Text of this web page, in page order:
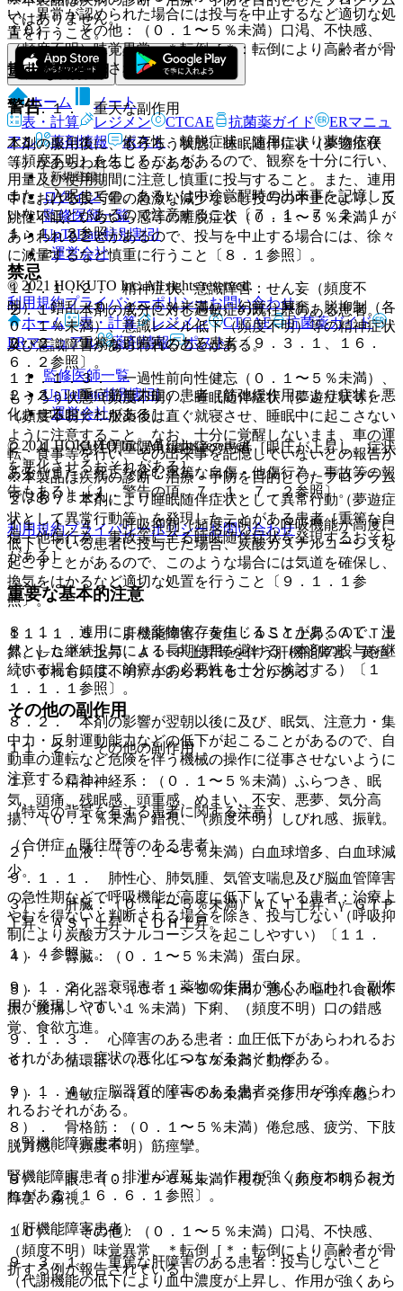
１０）． その他：（０．１〜５％未満）口渇、不快感、
（頻度不明）味覚異常、＊転倒［＊：転倒により高齢者が骨
折する例が報告されている］。
警告
本剤の服用後に、もうろう状態、睡眠随伴症状（夢遊症状
等）があらわれることがある。
また、入眠までの、あるいは中途覚醒時の出来事を記憶して
いないことがあるので注意すること〔７．１、７．２、１
１．１．３参照〕。
禁忌
２．１． 本剤の成分に対し過敏症の既往歴のある患者。
２．２． 重篤な肝障害のある患者〔９．３．１、１６．
６．２参照〕。
２．３． 重症筋無力症の患者［筋弛緩作用により症状を悪
化させるおそれがある］。
２．４． 急性閉塞隅角緑内障の患者［眼圧が上昇し、症状
を悪化させるおそれがある］。
２．５． 本剤により睡眠随伴症状として異常行動（夢遊症
状として異常行動等）を発現したことがある患者［重篤な自
傷・他傷行為、事故等に至る睡眠随伴症状を発現するおそれ
がある］。
重要な基本的注意
８．１． 連用により薬物依存を生じることがあるので、漫
然とした継続投与による長期使用を避ける（本剤の投与を継
続する場合には、治療上の必要性を十分に検討する）〔１
１．１．１参照〕。
８．２． 本剤の影響が翌朝以後に及び、眠気、注意力・集
中力・反射運動能力などの低下が起こることがあるので、自
動車の運転など危険を伴う機械の操作に従事させないように
注意すること。
（特定の背景を有する患者に関する注意）
（合併症・既往歴等のある患者）
９．１．１． 肺性心、肺気腫、気管支喘息及び脳血管障害
の急性期などで呼吸機能が高度に低下している患者：治療上
やむを得ないと判断される場合を除き、投与しない（呼吸抑
制により炭酸ガスナルコーシスを起こしやすい）〔１１．
１．４参照〕。
９．１．２． 衰弱患者：薬物の作用が強くあらわれ、副作
用が発現しやすい。
９．１．３． 心障害のある患者：血圧低下があらわれるお
それがあり、症状の悪化につながるおそれがある。
９．１．４． 脳器質的障害のある患者：作用が強くあらわ
れるおそれがある。
（腎機能障害患者）
腎機能障害患者：排泄が遅延し、作用が強くあらわれるおそ
れがある〔１６．６．１参照〕。
（肝機能障害患者）
９．３．１． 重篤な肝障害のある患者：投与しないこと
（代謝機能の低下により血中濃度が上昇し、作用が強くあら
い、異常が認められた場合には投与を中止するなど適切な処
置を行うこと。
重大な副作用
１１．１． 重大な副作用
１１．１．１． 依存性、離脱症状：連用により薬物依存
（頻度不明）を生じることがあるので、観察を十分に行い、
用量及び使用期間に注意し慎重に投与すること。また、連用
中における投与量の急激な減少ないし投与の中止により、反
跳性不眠、いらいら感等の離脱症状（０．１〜５％未満）が
あらわれることがあるので、投与を中止する場合には、徐々
に減量するなど慎重に行うこと〔８．１参照〕。
１１．１．２． 精神症状、意識障害：せん妄（頻度不
明）、錯乱（０．１〜５％未満）、幻覚、興奮、脱抑制（各
０．１％未満）、意識レベル低下（頻度不明）等の精神症状
及び意識障害があらわれることがある。
１１．１．３． 一過性前向性健忘（０．１〜５％未満）、
もうろう状態（頻度不明）、睡眠随伴症状（夢遊症状等）
（頻度不明）：服薬後は直ぐ就寝させ、睡眠中に起こさない
ように注意すること。なお、十分に覚醒しないまま、車の運
転、食事等を行い、その出来事を記憶していないとの報告が
ある（また、死亡を含む重篤な自傷・他傷行為、事故等の報
告もある）〔１．警告の項、７．１、７．２参照〕。
１１．１．４． 呼吸抑制（頻度不明）：呼吸機能が高度に
低下している患者に投与した場合、炭酸ガスナルコーシスを
起こすことがあるので、このような場合には気道を確保し、
換気をはかるなど適切な処置を行うこと〔９．１．１参
照〕。
１１．１．５． 肝機能障害、黄疸：ＡＳＴ上昇、ＡＬＴ上
昇、γ−ＧＴＰ上昇、Ａｌ−Ｐ上昇等を伴う肝機能障害、黄疸
（いずれも頻度不明）があらわれることがある。
その他の副作用
１１．２． その他の副作用
１）． 精神神経系：（０．１〜５％未満）ふらつき、眠
気、頭痛、残眠感、頭重感、めまい、不安、悪夢、気分高
揚、（０．１％未満）錯視、（頻度不明）しびれ感、振戦。
２）． 血液：（０．１〜５％未満）白血球増多、白血球減
少。
３）． 肝臓：（０．１〜５％未満）ＡＬＴ上昇、γ−ＧＴＰ
上昇、ＡＳＴ上昇、ＬＤＨ上昇。
４）． 腎臓：（０．１〜５％未満）蛋白尿。
５）． 消化器：（０．１〜５％未満）悪心、嘔吐、食欲不
振、腹痛、（０．１％未満）下痢、（頻度不明）口の錯感
覚、食欲亢進。
６）． 循環器：（０．１〜５％未満）動悸。
７）． 過敏症：（０．１〜５％未満）発疹、そう痒感。
８）． 骨格筋：（０．１〜５％未満）倦怠感、疲労、下肢
脱力感、（頻度不明）筋痙攣。
９）． 眼：（０．１〜５％未満）複視、（頻度不明）視力
障害、霧視。
１０）． その他：（０．１〜５％未満）口渇、不快感、
（頻度不明）味覚異常、＊転倒［＊：転倒により高齢者が骨
折する例が報告されている］。
ではありません。
ホーム
ノート
表・計算
レジメン CTCAE 抗菌薬ガイド
ERマニュ
アル
薬剤情報 ポスト
新規登録
ログイン
監修医師一覧
UpToDate特別割引
運営会社
© 2021 HOKUTO Inc. All rights reserved.
利用規約プライバシーポリシーお問い合わせ
ホーム
表・計算 レジメン CTCAE
抗菌薬ガイド
ERマニュアル
薬剤情報 ポスト
監修医師一覧
UpToDate特別割引
運営会社
© 2021 HOKUTO Inc. All rights reserved.
※本製品は疾病の診断・治療・予防を目的としたプログラム
ではありません。
利用規約プライバシーポリシーお問い合わせ